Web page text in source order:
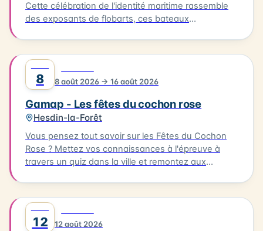
Cette célébration de l'identité maritime rassemble
des exposants de flobarts, ces bateaux
publics. Vous pourrez également déguster des plats
à base de produits de la mer, préparés par des
restaurateurs locaux. L'événement se déroule à
8 8 août 2026 → 16 août 2026
Gamap - Les fêtes du cochon rose
Hesdin-la-Forêt
Vous pensez tout savoir sur les Fêtes du Cochon
Rose ? Mettez vos connaissances à l'épreuve à
travers un quiz dans la ville et remontez aux
Tourisme. Il vous faudra parcourir environ 2km en 1
heure pour découvrir les secrets de cette fête
emblématique. Départ de l'Office de Tourisme, prêt
12 12 août 2026